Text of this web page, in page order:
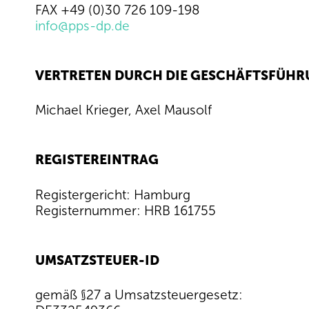
FAX +49 (0)30 726 109-198
info@pps-dp.de
VERTRETEN DURCH DIE
Michael Krieger, Axel Mausolf
REGISTEREINTRAG
Registergericht: Hamburg
Registernummer: HRB 161755
UMSATZSTEUER-ID
gemäß §27 a Umsatzsteuergesetz: